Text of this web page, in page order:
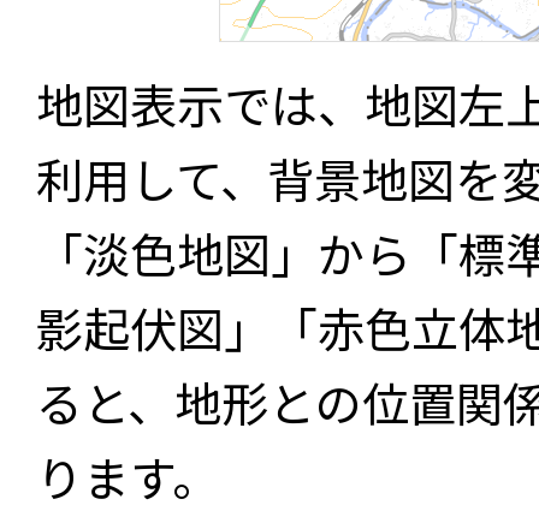
地図表示では、地図左
利用して、背景地図を
「淡色地図」から「
影起伏図」「赤色立体
ると、地形との位置関
ります。